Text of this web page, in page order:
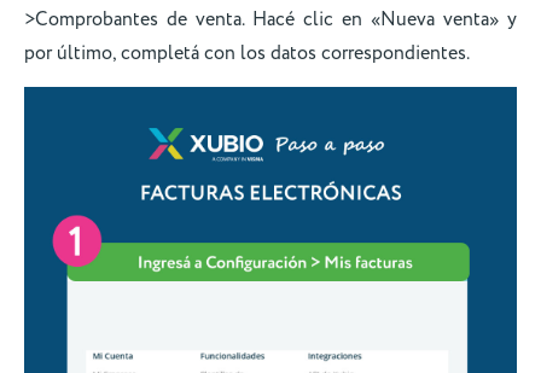
>Comprobantes de venta. Hacé clic en «Nueva venta» y
por último, completá con los datos correspondientes.